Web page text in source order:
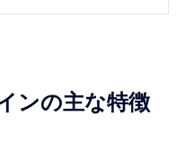
ンの主な特徴